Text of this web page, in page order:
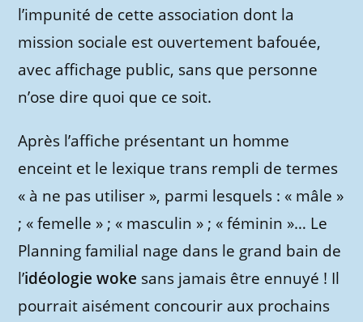
l’impunité de cette association dont la
mission sociale est ouvertement bafouée,
avec affichage public, sans que personne
n’ose dire quoi que ce soit.
Après l’affiche présentant un homme
enceint et le lexique trans rempli de termes
« à ne pas utiliser », parmi lesquels : « mâle »
; « femelle » ; « masculin » ; « féminin »… Le
Planning familial nage dans le grand bain de
l’idéologie woke sans jamais être ennuyé ! Il
pourrait aisément concourir aux prochains